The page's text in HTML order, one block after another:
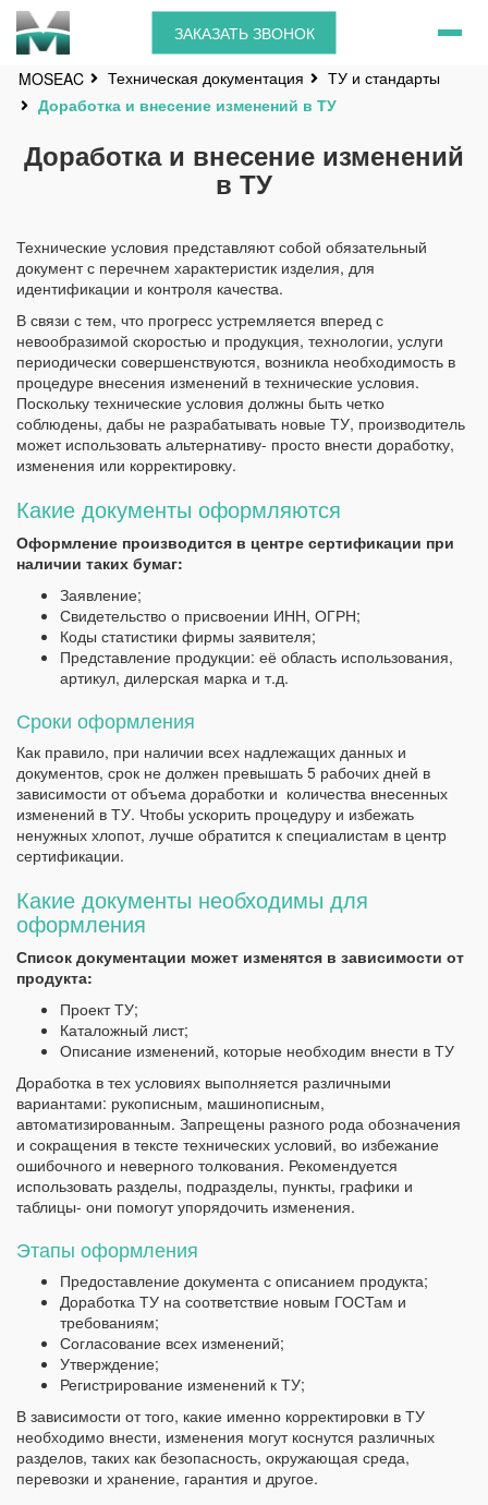
ЗАКАЗАТЬ ЗВОНОК
MOSEAC Техническая документация
ТУ и стандарты
Доработка и внесение изменений в ТУ
Доработка и внесение изменений
в ТУ
Технические условия представляют собой обязательный
документ с перечнем характеристик изделия, для
идентификации и контроля качества.
В связи с тем, что прогресс устремляется вперед с
невообразимой скоростью и продукция, технологии, услуги
периодически совершенствуются, возникла необходимость в
процедуре внесения изменений в технические условия.
Поскольку технические условия должны быть четко
соблюдены, дабы не разрабатывать новые ТУ, производитель
может использовать альтернативу- просто внести доработку,
изменения или корректировку.
Какие документы оформляются
Оформление производится в центре сертификации при
наличии таких бумаг:
Заявление;
Свидетельство о присвоении ИНН, ОГРН;
Коды статистики фирмы заявителя;
Представление продукции: её область использования,
артикул, дилерская марка и т.д.
Сроки оформления
Как правило, при наличии всех надлежащих данных и
документов, срок не должен превышать 5 рабочих дней в
зависимости от объема доработки и количества внесенных
изменений в ТУ. Чтобы ускорить процедуру и избежать
ненужных хлопот, лучше обратится к специалистам в центр
сертификации.
Какие документы необходимы для
оформления
Список документации может изменятся в зависимости от
продукта:
Проект ТУ;
Каталожный лист;
Описание изменений, которые необходим внести в ТУ
Доработка в тех условиях выполняется различными
вариантами: рукописным, машинописным,
автоматизированным. Запрещены разного рода обозначения
и сокращения в тексте технических условий, во избежание
ошибочного и неверного толкования. Рекомендуется
использовать разделы, подразделы, пункты, графики и
таблицы- они помогут упорядочить изменения.
Этапы оформления
Предоставление документа с описанием продукта;
Доработка ТУ на соответствие новым ГОСТам и
требованиям;
Согласование всех изменений;
Утверждение;
Регистрирование изменений к ТУ;
В зависимости от того, какие именно корректировки в ТУ
необходимо внести, изменения могут коснутся различных
разделов, таких как безопасность, окружающая среда,
перевозки и хранение, гарантия и другое.